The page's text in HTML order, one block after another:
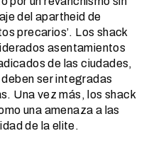
del apartheid de
precarios’. Los shack
asentamientos
de las ciudades,
ser integradas
Una vez más, los shack
una amenaza a las
de la elite.